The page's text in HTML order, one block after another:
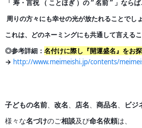
「 寿・言祝 （ ことほぎ ）の“ 名前 ” 」ならば
周りの方々にも幸せの光が放たれることでしょ
これは、どのネーミングにも共通して言えるこ
◎参考詳細： 名付けに際し『開運盛名』をお
→ http://www.meimeishi.jp/contents/
子どもの名前、 改名、 店名、 商品名、 ビジ
様々な名づけのご相談及び命名依頼は、